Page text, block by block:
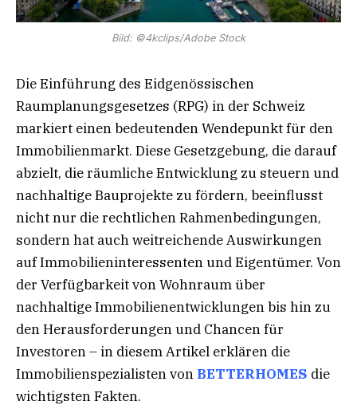
Bild: ©4kclips/Adobe Stock
Die Einführung des Eidgenössischen
Raumplanungsgesetzes (RPG) in der Schweiz
markiert einen bedeutenden Wendepunkt für den
Immobilienmarkt. Diese Gesetzgebung, die darauf
abzielt, die räumliche Entwicklung zu steuern und
nachhaltige Bauprojekte zu fördern, beeinflusst
nicht nur die rechtlichen Rahmenbedingungen,
sondern hat auch weitreichende Auswirkungen
auf Immobilieninteressenten und Eigentümer. Von
der Verfügbarkeit von Wohnraum über
nachhaltige Immobilienentwicklungen bis hin zu
den Herausforderungen und Chancen für
Investoren – in diesem Artikel erklären die
Immobilienspezialisten von BETTERHOMES die
wichtigsten Fakten.